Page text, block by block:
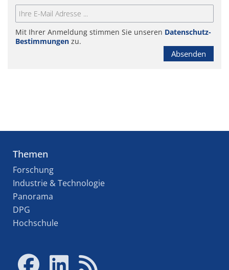
Mit Ihrer Anmeldung stimmen Sie unseren Datenschutz-
Bestimmungen zu.
Absenden
Themen
Forschung
Industrie & Technologie
Panorama
DPG
Hochschule